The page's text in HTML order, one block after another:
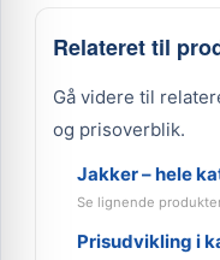
Relateret til
Gå videre til
og prisoverblik.
Jakker – hele
Se lignende
Prisudvikling i